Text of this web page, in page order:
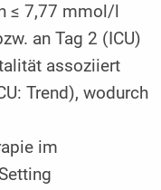
≤ 7,77 mmol/l
an Tag 2 (ICU)
assoziiert
Trend), wodurch
im